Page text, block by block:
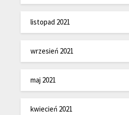
listopad 2021
wrzesień 2021
maj 2021
kwiecień 2021